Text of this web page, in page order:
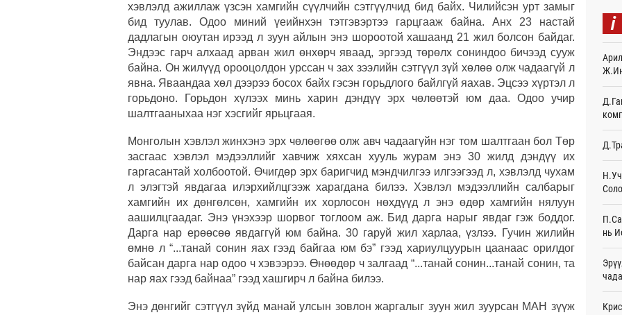
хэвлэлд ажиллаж үзсэн хамгийн сүүлчийн сэтгүүлчид бид байх. Чилийсэн урт замыг
бид туулав. Одоо миний үеийнхэн тэтгэвэртээ гарцгааж байна. Анх 23 настай
дадлагын оюутан ирээд л зуун айлын энэ шороотой хашаанд 21 жил болсон байдаг.
Эндээс гарч алхаад арван жил өнхөрч яваад, эргээд төрөлх сониндоо бичээд сууж
байна. Он жилүүд орооцолдон урссан ч зах зээлийн сэтгүүл зүй хөлөө олж чадаагүй л
явна. Яваандаа хөл дээрээ босох байх гэсэн горьдлого байлгүй яахав. Эцсээ хүртэл л
горьдоно. Горьдон хүлээх минь харин дэндүү эрх чөлөөтэй юм даа. Одоо учир
шалтгааныхаа нэг хэсгийг ярьцгаая.
Монголын хэвлэл жинхэнэ эрх чөлөөгөө олж авч чадаагүйн нэг том шалтгаан бол Төр
засгаас хэвлэл мэдээллийг хавчиж хяхсан хууль журам энэ 30 жилд дэндүү их
гаргасантай холбоотой. Өчигдөр эрх баригчид мэндчилгээ илгээгээд л, хэвлэлд чухам
л элэгтэй явдагаа илэрхийлцгээж харагдана билээ. Хэвлэл мэдээллийн салбарыг
хамгийн их дөнгөлсөн, хамгийн их хорлосон нөхдүүд л энэ өдөр хамгийн нялуун
аашилцгаадаг. Энэ үнэхээр шорвог тоглоом аж. Бид дарга нарыг явдаг гэж боддог.
Дарга нар ерөөсөө явдаггүй юм байна. 30 гаруй жил харлаа, үзлээ. Гучин жилийн
өмнө л “...танай сонин яах гээд байгаа юм бэ” гээд хариулцуурын цаанаас орилдог
байсан дарга нар одоо ч хэвээрээ. Өнөөдөр ч залгаад “...танай сонин...танай сонин, та
нар яах гээд байнаа” гээд хашгирч л байна билээ.
Энэ дөнгийг сэтгүүл зүйд манай улсын зовлон жаргалыг зуун жил зуурсан МАН зүүж
Энэ
i
нь